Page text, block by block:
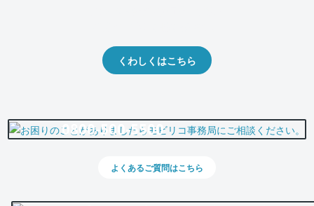
くわしくはこちら
0800-500-5500
よくあるご質問はこちら